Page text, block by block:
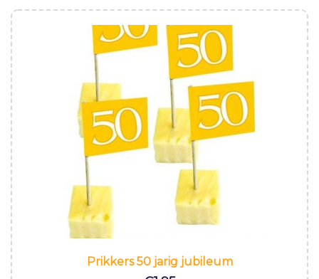
Prikkers 50 jarig jubileum